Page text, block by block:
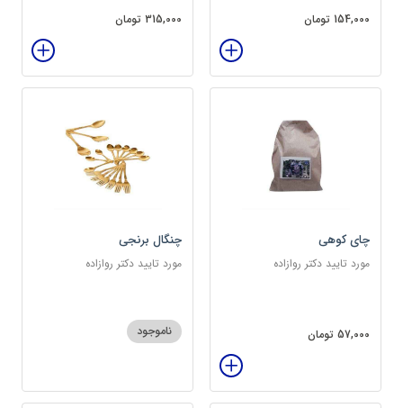
154,000 تومان 315,000 تومان
چای کوهی
مورد تایید دکتر روازاده
57,000 تومان
چنگال برنجی
مورد تایید دکتر روازاده
ناموجود